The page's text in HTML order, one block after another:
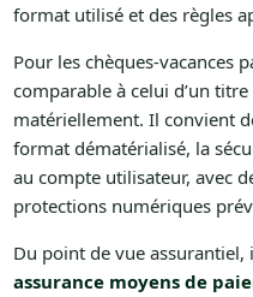
format utilisé et des règles
Pour les chèques-vacances
comparable à celui d’un
matériellement. Il convient
format dématérialisé, la
au compte utilisateur, avec
protections numériques
Du point de vue
assurance moyens de